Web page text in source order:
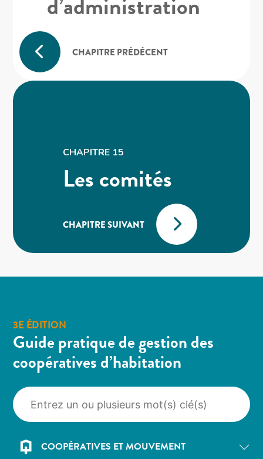
CHAPITRE PRÉDÉCENT
CHAPITRE 15
Les comités
CHAPITRE SUIVANT
3E ÉDITION
Guide pratique de gestion des
coopératives d’habitation
COOPÉRATIVES ET MOUVEMENT